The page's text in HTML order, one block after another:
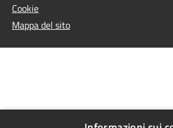
Cookie
Mappa del sito